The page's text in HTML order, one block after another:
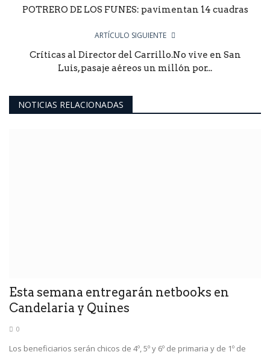
POTRERO DE LOS FUNES: pavimentan 14 cuadras
ARTÍCULO SIGUIENTE
Críticas al Director del Carrillo.No vive en San
Luis, pasaje aéreos un millón por...
NOTICIAS RELACIONADAS
Esta semana entregarán netbooks en
Candelaria y Quines
0
Los beneficiarios serán chicos de 4º, 5º y 6º de primaria y de 1º de